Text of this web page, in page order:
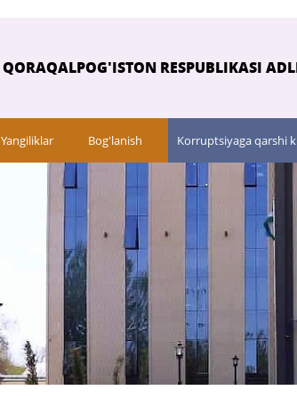
QORAQALPOG'ISTON RESPUBLIKASI
Yangiliklar Bog'lanish Korruptsiyaga qarshi